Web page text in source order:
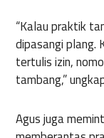
“Kalau praktik
dipasangi plang.
tertulis izin,
tambang,”
Agus juga